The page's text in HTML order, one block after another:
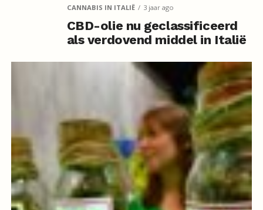
CANNABIS IN ITALIË 3 jaar ago
CBD-olie nu geclassificeerd
als verdovend middel in Italië